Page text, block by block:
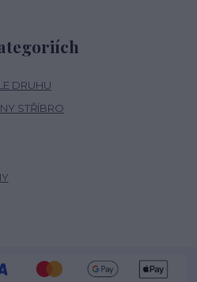
DRUHU
STŘÍBRO